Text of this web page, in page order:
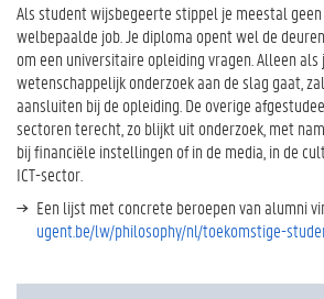
Als student wijsbegeerte stippel je meestal
welbepaalde job. Je diploma opent wel de
om een universitaire opleiding vragen. Alleen
wetenschappelijk onderzoek aan de slag gaat,
aansluiten bij de opleiding. De overige
sectoren terecht, zo blijkt uit onderzoek, met
bij financiële instellingen of in de media, in de
ICT-sector.
Een lijst met concrete beroepen van alumni
ugent.be/lw/philosophy/nl/toekomstige-